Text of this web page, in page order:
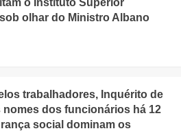
olhar do Ministro Albano
trabalhadores, Inquérito de
dos funcionários há 12
social dominam os